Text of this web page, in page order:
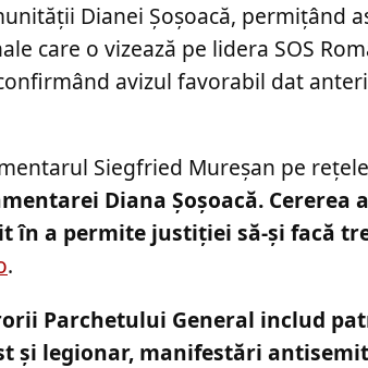
Dianei Șoșoacă, permițând
care o vizează pe lidera SOS
avizul favorabil dat
Siegfried Mureșan pe
Diana Șoșoacă. Cererea
în a permite justiției să-și facă
.
Parchetului General includ
și legionar, manifestări